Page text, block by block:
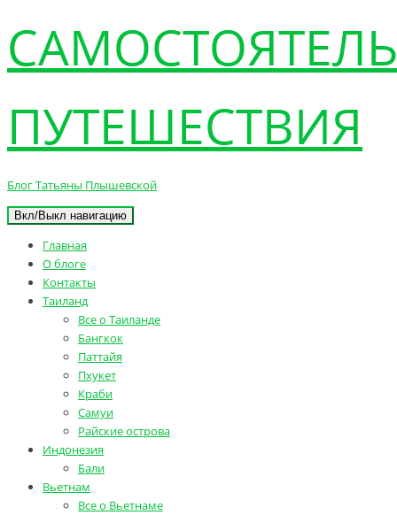
ПУТЕШЕСТВИЯ
Блог Татьяны Плышевской
Вкл/Выкл навигацию
Главная
О блоге
Контакты
Таиланд
Все о Таиланде
Бангкок
Паттайя
Пхукет
Краби
Самуи
Райские острова
Индонезия
Бали
Вьетнам
Все о Вьетнаме